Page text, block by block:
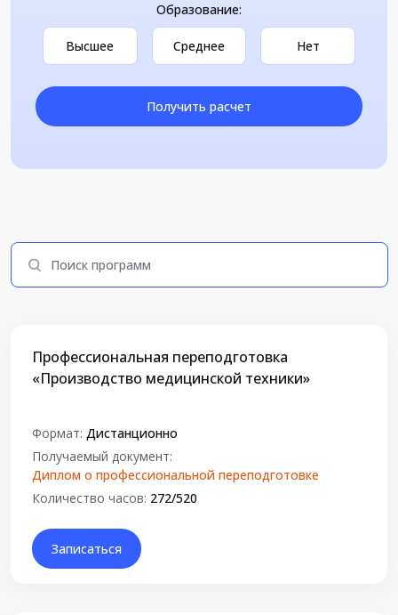
Образование:
Высшее Среднее Нет
Получить расчет
Профессиональная переподготовка
«Производство медицинской техники»
Формат: Дистанционно
Получаемый документ:
Диплом о профессиональной переподготовке
Количество часов: 272/520
Записаться